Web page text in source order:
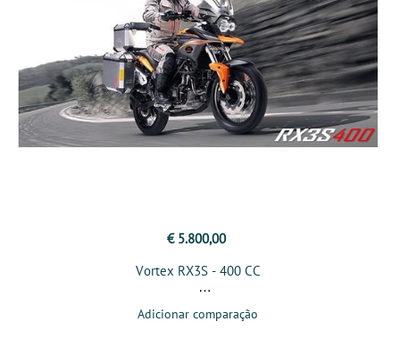
€ 5.800,00
Vortex RX3S - 400 CC
Adicionar comparação